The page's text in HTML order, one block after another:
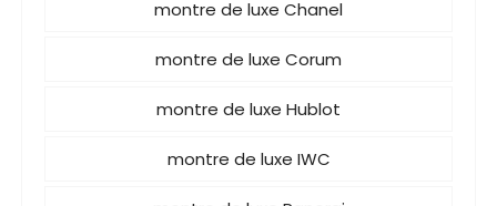
montre de luxe Chanel
montre de luxe Corum
montre de luxe Hublot
montre de luxe IWC